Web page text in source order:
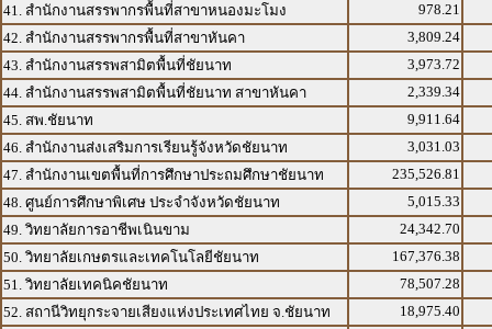
41. สำนักงานสรรพากรพื้นที่สาขาหนองมะโมง
978.21
42. สำนักงานสรรพากรพื้นที่สาขาหันคา
3,809.24
43. สำนักงานสรรพสามิตพื้นที่ชัยนาท
3,973.72
44. สำนักงานสรรพสามิตพื้นที่ชัยนาท สาขาหันคา
2,339.34
45. สพ.ชัยนาท
9,911.64
46. สำนักงานส่งเสริมการเรียนรู้จังหวัดชัยนาท
3,031.03
47. สำนักงานเขตพื้นที่การศึกษาประถมศึกษาชัยนาท
235,526.81
48. ศูนย์การศึกษาพิเศษ ประจำจังหวัดชัยนาท
5,015.33
49. วิทยาลัยการอาชีพเนินขาม
24,342.70
50. วิทยาลัยเกษตรและเทคโนโลยีชัยนาท
167,376.38
51. วิทยาลัยเทคนิคชัยนาท
78,507.28
52. สถานีวิทยุกระจายเสียงแห่งประเทศไทย จ.ชัยนาท
18,975.40